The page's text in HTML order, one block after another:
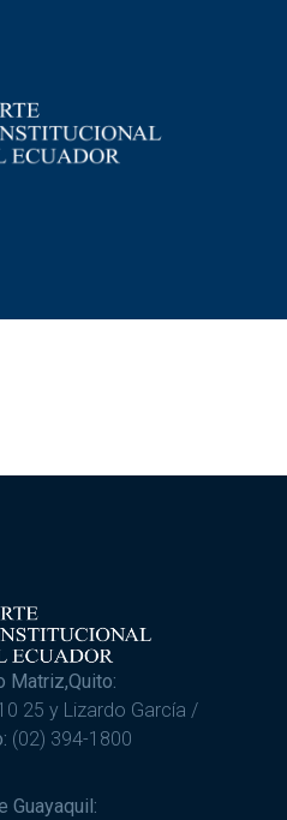
Matriz,Quito:
25 y Lizardo García /
(02) 394-1800
Guayaquil: